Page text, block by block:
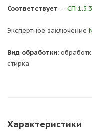
Соответствует — СП
Экспертное заключение
Вид обработки:
стирка
Характеристики